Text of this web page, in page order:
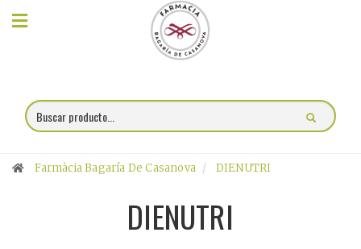
×
online
Farmacia
Farmàcia Bagaría De Casanova DIENUTRI
DIENUTRI